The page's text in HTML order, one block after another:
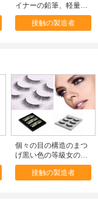
イナーの鉛筆、軽量の
目の構造の液体アイラ
イナー接触の製造者
個々の目の構造のまつ
げ黒い色の等級女の子
のための材料
接触の製造者